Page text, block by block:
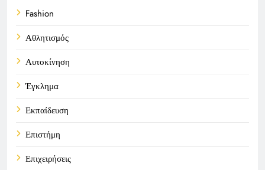
Fashion
Αθλητισμός
Αυτοκίνηση
Έγκλημα
Εκπαίδευση
Επιστήμη
Επιχειρήσεις